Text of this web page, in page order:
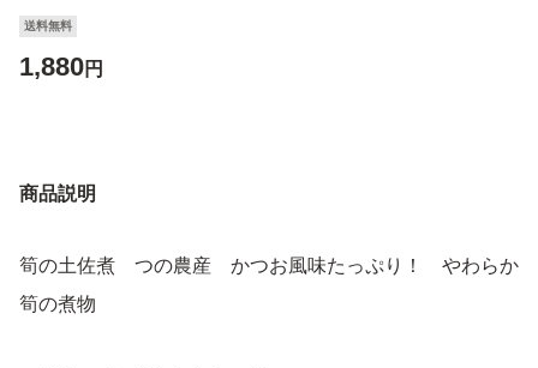
送料無料
1,880円
商品説明
筍の土佐煮 つの農産 かつお風味たっぷり！ やわらか
筍の煮物